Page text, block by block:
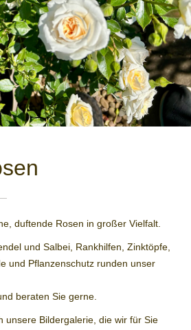
duftende Rosen in großer Vielfalt.
und Salbei, Rankhilfen, Zinktöpfe,
und Pflanzenschutz runden unser
beraten Sie gerne.
unsere Bildergalerie, die wir für Sie